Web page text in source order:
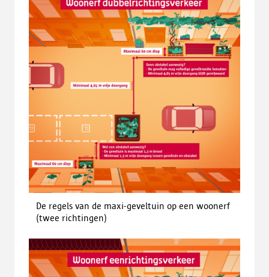
De regels van de maxi-geveltuin op een woonerf
(twee richtingen)